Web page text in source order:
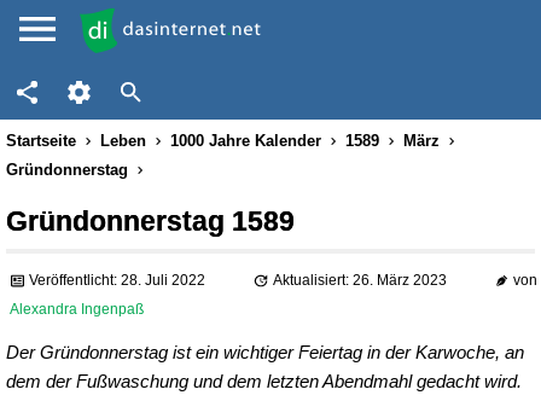
Startseite Leben 1000 Jahre Kalender 1589
März
Gründonnerstag
Gründonnerstag 1589
Veröffentlicht: 28. Juli 2022 Aktualisiert: 26. März 2023
von
Alexandra Ingenpaß
Der Gründonnerstag ist ein wichtiger Feiertag in der Karwoche, an
dem der Fußwaschung und dem letzten Abendmahl gedacht wird.